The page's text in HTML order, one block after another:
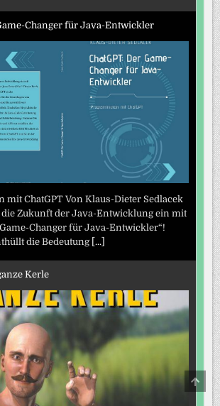
Changer für Java-Entwickler
mit ChatGPT Von Klaus-Dieter Sedlacek
die Zukunft der Java-Entwicklung ein mit
Game-Changer für Java-Entwickler“!
die Bedeutung [...]
Kerle
TO
TOP